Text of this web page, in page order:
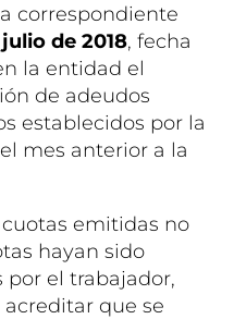
correspondiente
de 2018, fecha
la entidad el
de adeudos
establecidos por la
mes anterior a la
emitidas no
hayan sido
el trabajador,
que se